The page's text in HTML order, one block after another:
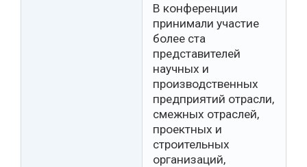
В конференции
принимали участие
более ста
представителей
научных и
производственных
предприятий отрасли,
смежных отраслей,
проектных и
строительных
организаций,